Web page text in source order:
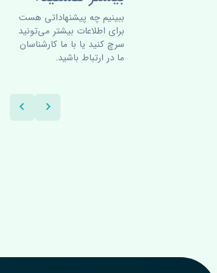
ببینیم چه پیشنهاداتی هست
برای اطلاعات بیشتر می‌تونید
سرچ کنید یا با ما کارشناسان
ما در ارتباط باشید.
رینگ و پیستون استاندارد رنو
کولیوس 2017-2018 اصلی